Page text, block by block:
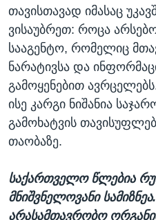
თავისთავად იმასაც
ვისაუბრეთ: როცა
სააგენტო, რომელიც
ნარატივსა და
გამოყენებით
ისე კარგი ნიშანია
გამოხატვის
თაობაზე.
საქართველო წლებია
მნიშვნელოვანი
არასამთავრობო